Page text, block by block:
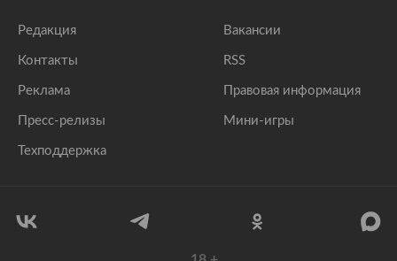
Редакция
Контакты
Реклама
Пресс-релизы
Техподдержка
Вакансии
RSS
Правовая информация
Мини-игры